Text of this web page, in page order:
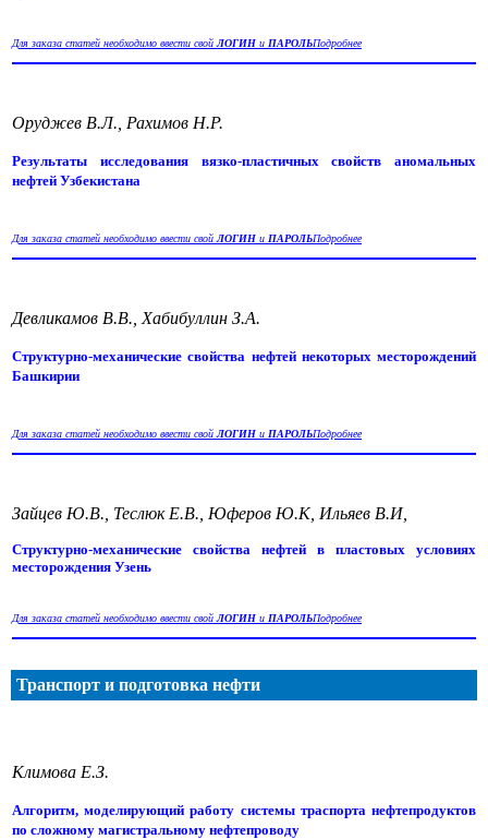
Для заказа статей необходимо ввести свойЛОГИН и ПАРОЛЬПодробнее
Оруджев В.Л., Рахимов Н.Р.
Результаты исследования вязко-пластичных свойств аномальных
нефтей Узбекистана
Для заказа статей необходимо ввести свойЛОГИН и ПАРОЛЬПодробнее
Девликамов В.В., Хабибуллин З.А.
Структурно-механические свойства нефтей некоторых месторождений
Башкирии
Для заказа статей необходимо ввести свойЛОГИН и ПАРОЛЬПодробнее
Зайцев Ю.В., Теслюк Е.В., Юферов Ю.К, Ильяев В.И,
Структурно-механические свойства нефтей в пластовых условиях
месторождения Узень
Для заказа статей необходимо ввести свойЛОГИН и ПАРОЛЬПодробнее
Транспорт и подготовка нефти
Климова Е.З.
Алгоритм, моделирующий работу системы траспорта нефтепродуктов
по сложному магистральному нефтепроводу